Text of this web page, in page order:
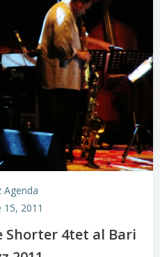
Agenda
2011
Shorter 4tet al Bari